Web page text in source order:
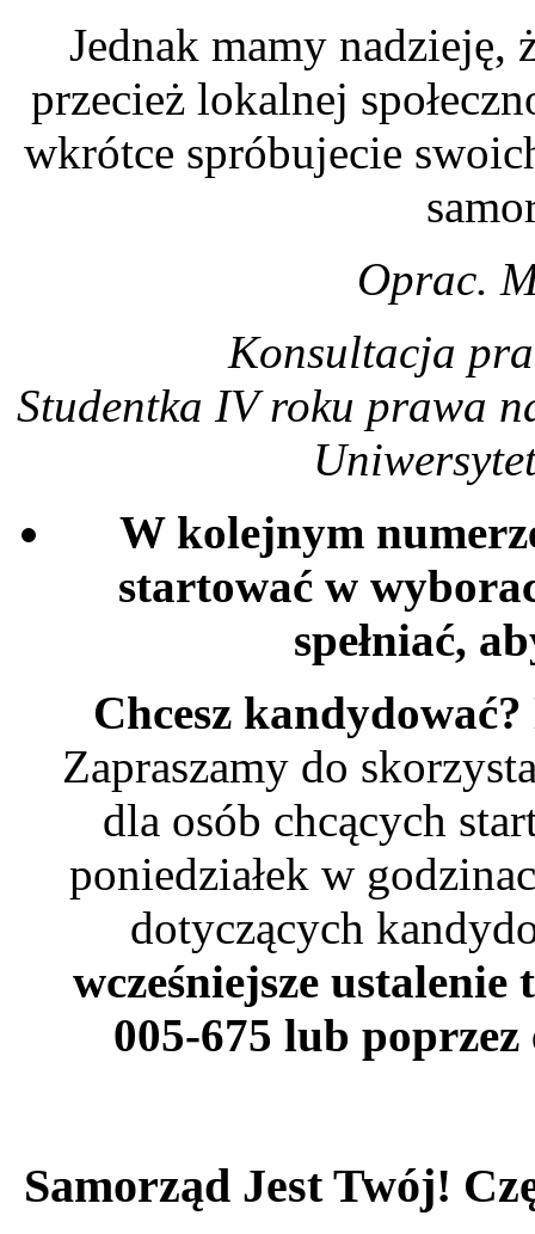
Jednak mamy nadzieję,
przecież lokalnej
wkrótce spróbujecie
Oprac.
Konsultacja
Studentka IV roku prawa
W kolejnym
startować w
spełniać,
Chcesz kandydować?
Zapraszamy do
dla osób chcących
poniedziałek w
dotyczących
wcześniejsze
005-675 lub
Samorząd Jest Twój!